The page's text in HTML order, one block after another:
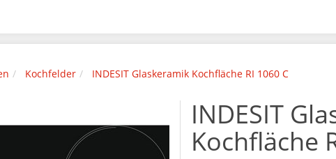
Kochfelder INDESIT Glaskeramik Kochfläche RI 1060 C
INDESIT
Kochfläche